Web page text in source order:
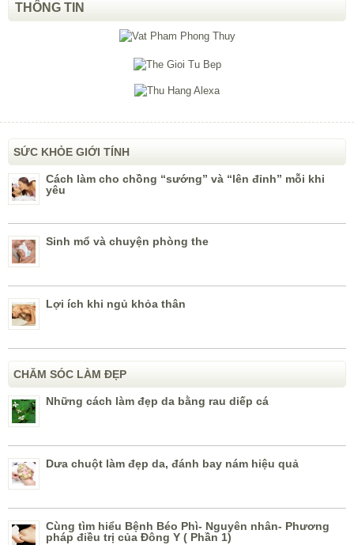
THÔNG TIN
SỨC KHỎE GIỚI TÍNH
Cách làm cho chồng “sướng” và “lên đỉnh” mỗi khi
yêu
Sinh mổ và chuyện phòng the
Lợi ích khi ngủ khỏa thân
CHĂM SÓC LÀM ĐẸP
Những cách làm đẹp da bằng rau diếp cá
Dưa chuột làm đẹp da, đánh bay nám hiệu quả
Cùng tìm hiểu Bệnh Béo Phì- Nguyên nhân- Phương
pháp điều trị của Đông Y ( Phần 1)